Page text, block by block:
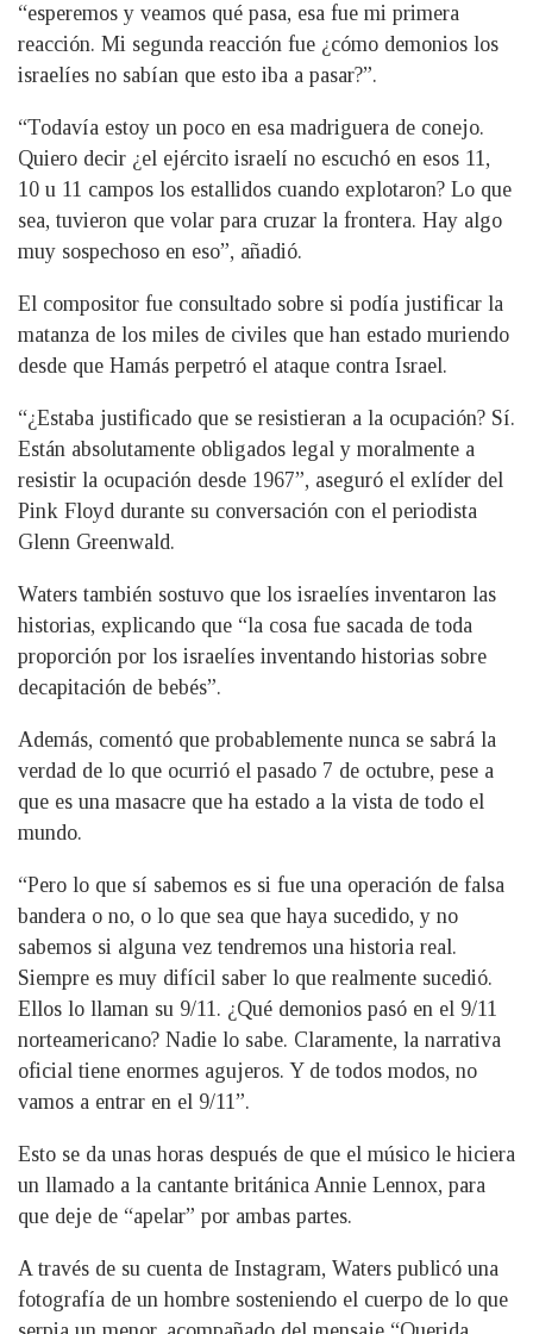
“esperemos y veamos qué pasa, esa fue mi primera
reacción. Mi segunda reacción fue ¿cómo demonios los
israelíes no sabían que esto iba a pasar?”.
“Todavía estoy un poco en esa madriguera de conejo.
Quiero decir ¿el ejército israelí no escuchó en esos 11,
10 u 11 campos los estallidos cuando explotaron? Lo que
sea, tuvieron que volar para cruzar la frontera. Hay algo
muy sospechoso en eso”, añadió.
El compositor fue consultado sobre si podía justificar la
matanza de los miles de civiles que han estado muriendo
desde que Hamás perpetró el ataque contra Israel.
“¿Estaba justificado que se resistieran a la ocupación? Sí.
Están absolutamente obligados legal y moralmente a
resistir la ocupación desde 1967”, aseguró el exlíder del
Pink Floyd durante su conversación con el periodista
Glenn Greenwald.
Waters también sostuvo que los israelíes inventaron las
historias, explicando que “la cosa fue sacada de toda
proporción por los israelíes inventando historias sobre
decapitación de bebés”.
Además, comentó que probablemente nunca se sabrá la
verdad de lo que ocurrió el pasado 7 de octubre, pese a
que es una masacre que ha estado a la vista de todo el
mundo.
“Pero lo que sí sabemos es si fue una operación de falsa
bandera o no, o lo que sea que haya sucedido, y no
sabemos si alguna vez tendremos una historia real.
Siempre es muy difícil saber lo que realmente sucedió.
Ellos lo llaman su 9/11. ¿Qué demonios pasó en el 9/11
norteamericano? Nadie lo sabe. Claramente, la narrativa
oficial tiene enormes agujeros. Y de todos modos, no
vamos a entrar en el 9/11”.
Esto se da unas horas después de que el músico le hiciera
un llamado a la cantante británica Annie Lennox, para
que deje de “apelar” por ambas partes.
A través de su cuenta de Instagram, Waters publicó una
fotografía de un hombre sosteniendo el cuerpo de lo que